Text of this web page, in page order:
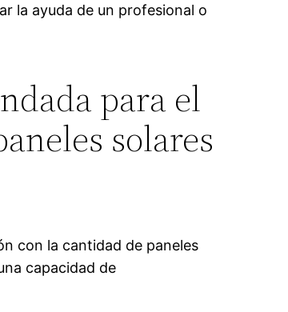
la ayuda de un profesional o
para el
solares
con la cantidad de paneles
capacidad de